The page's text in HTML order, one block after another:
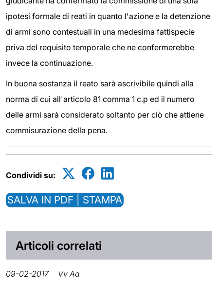
ipotesi formale di reati in quanto l'azione e la detenzione
di armi sono contestuali in una medesima fattispecie
priva del requisito temporale che ne confermerebbe
invece la continuazione.
In buona sostanza il reato sarà ascrivibile quindi alla
norma di cui all'articolo 81 comma 1 c.p ed il numero
delle armi sarà considerato soltanto per ciò che attiene
commisurazione della pena.
Condividi su:
SALVA IN PDF | STAMPA
Articoli correlati
09-02-2017 Vv Aa